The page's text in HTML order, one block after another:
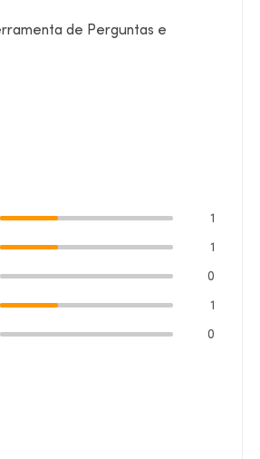
de Perguntas e
1
1
0
1
0